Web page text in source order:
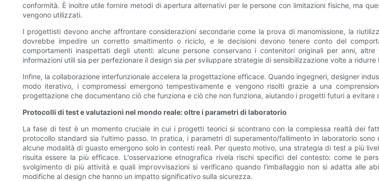
conformità. È inoltre utile fornire metodi di apertura alternativi per le persone con limitazioni fisiche, ma
vengono utilizzati.
I progettisti devono anche affrontare considerazioni secondarie come la prova di manomissione, la
dovrebbe impedire un corretto smaltimento o riciclo, e le decisioni devono tenere conto del
comportamenti inaspettati degli utenti: alcune persone conservano i contenitori originali per anni,
informazioni utili sia per perfezionare il design sia per sviluppare strategie di sensibilizzazione volte a ridurre
Infine, la collaborazione interfunzionale accelera la progettazione efficace. Quando ingegneri, designer
modo iterativo, i compromessi emergono tempestivamente e vengono risolti grazie a una
progettazione che documentano ciò che funziona e ciò che non funziona, aiutando i progetti futuri a
Protocolli di test e valutazioni nel mondo reale: oltre i parametri di laboratorio
La fase di test è un momento cruciale in cui i progetti teorici si scontrano con la complessa realtà dei
protocollo standard sia l'ultimo passo. In pratica, i parametri di superamento/fallimento in laboratorio
alcune modalità di guasto emergono solo in contesti reali. Per questo motivo, una strategia di test a più
risulta essere la più efficace. L'osservazione etnografica rivela rischi specifici del contesto: come le
svolgimento di più attività e quali improvvisazioni si verificano quando l'imballaggio non si adatta alle
modifiche al design che hanno un impatto significativo sulla sicurezza.